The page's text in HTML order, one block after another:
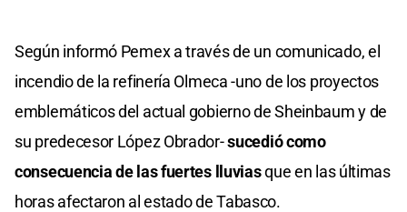
Según informó Pemex a través de un comunicado, el
incendio de la refinería Olmeca -uno de los proyectos
emblemáticos del actual gobierno de Sheinbaum y de
su predecesor López Obrador-sucedió como
consecuencia de las fuertes lluviasque en las últimas
horas afectaron al estado de Tabasco.